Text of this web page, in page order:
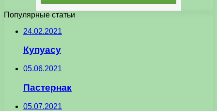
Популярные статьи
24.02.2021
Купуасу
05.06.2021
Пастернак
05.07.2021